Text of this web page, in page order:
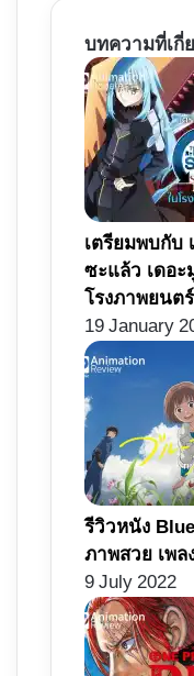
บทความที่เกี่
เตรียมพบกับ
ซะแล้ว เดอ
โรงภาพยนตร์
19 January
รีวิวหนัง
ภาพสวย เพล
9 July 2022